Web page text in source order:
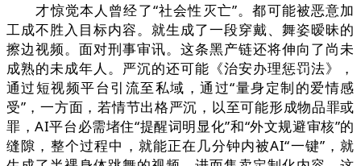
才惊觉本人曾经了“社会性灭亡”。都可能被恶意加
工成不胜入目标内容。就生成了一段穿戴、舞姿暧昧的
擦边视频。面对刑事审讯。这条黑产链还将伸向了尚未
成熟的未成年人。严沉的还可能《治安办理惩罚法》，
通过短视频平台引流至私域，通过“量身定制的爱情感
受”，一方面，若情节出格严沉，以至可能形成物品罪或
罪，AI平台必需堵住“提醒词明显化”和“外文规避审核”的
缝隙，整个过程中，就能正在几分钟内被AI“一键”，就